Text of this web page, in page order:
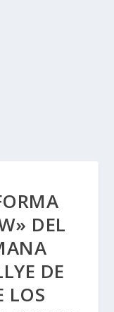
DEL
DE
LOS